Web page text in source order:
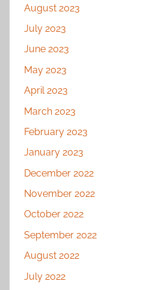
August 2023
July 2023
June 2023
May 2023
April 2023
March 2023
February 2023
January 2023
December 2022
November 2022
October 2022
September 2022
August 2022
July 2022